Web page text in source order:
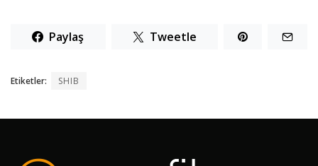
Paylaş Tweetle
Etiketler: SHIB